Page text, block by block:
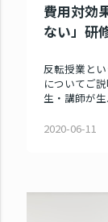
費用対効
ない」研
反転授業と
についてご
生・講師が生
2020-06-11